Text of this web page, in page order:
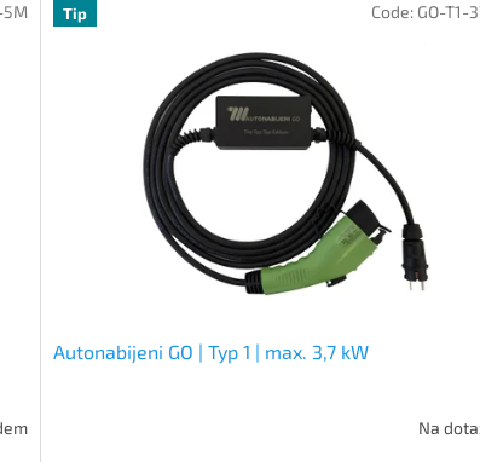
5M Tip
Autonabijeni GO | Typ 1 | max. 3,7 kW
Na
Code: GO-T1-